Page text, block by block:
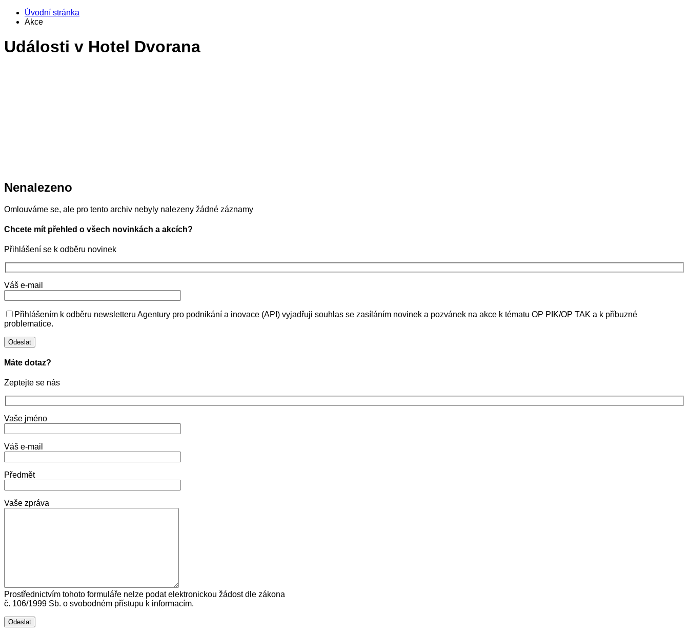
Úvodní stránka
Akce
Události v Hotel Dvorana
Nenalezeno
Omlouváme se, ale pro tento archiv nebyly nalezeny žádné záznamy
Chcete mít přehled o všech novinkách a akcích?
Přihlášení se k odběru novinek
Váš e-mail
Přihlášením k odběru newsletteru Agentury pro podnikání a inovace (API) vyjadřuji souhlas se zasíláním novinek a pozvánek na akce k tématu OP PIK/OP TAK a k příbuzné
problematice.
Máte dotaz?
Zeptejte se nás
Vaše jméno
Váš e-mail
Předmět
Vaše zpráva
Prostřednictvím tohoto formuláře nelze podat elektronickou žádost dle zákona
č. 106/1999 Sb. o svobodném přístupu k informacím.